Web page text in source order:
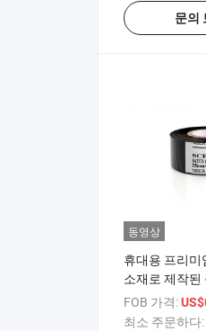
문의
동영상
휴대용 프리미
소재로 제작된
일 핫 스탬핑용
FOB 가격:
최소 주문하다: